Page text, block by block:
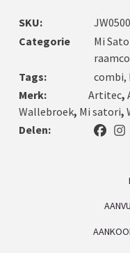
SKU:
Categorie
Mi
Tags:
combi,
Merk:
Artitec,
Wallebroek, Mi satori,
Delen: